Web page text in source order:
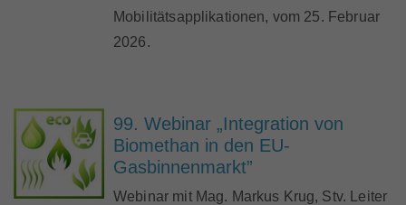
Marktteilnehmer
Über Uns
Mobilitätsapplikationen, vom 25. Februar
2026.
99. Webinar „Integration von
Biomethan in den EU-
Gasbinnenmarkt”
Webinar mit Mag. Markus Krug, Stv. Leiter